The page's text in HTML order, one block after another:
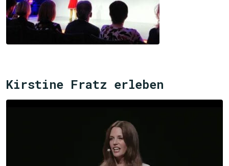
Kirstine Fratz erleben